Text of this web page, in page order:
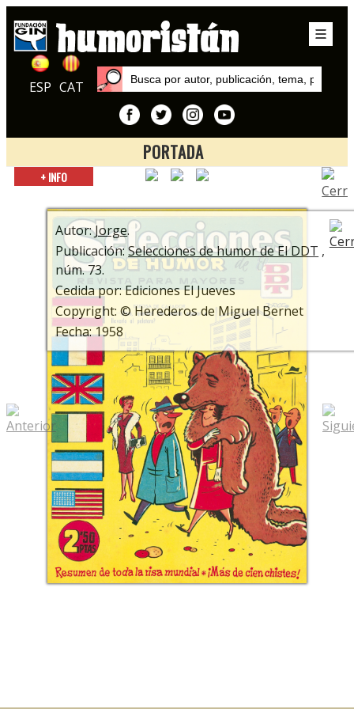
ESP CAT
PORTADA
Inicio
Selecciones de humor de El DDT
+ INFO
Autor:Jorge.
Publicación:Selecciones de humor de El DDT ,
núm. 73.
Cedida por: Ediciones El Jueves
Copyright: © Herederos de Miguel Bernet
Fecha: 1958